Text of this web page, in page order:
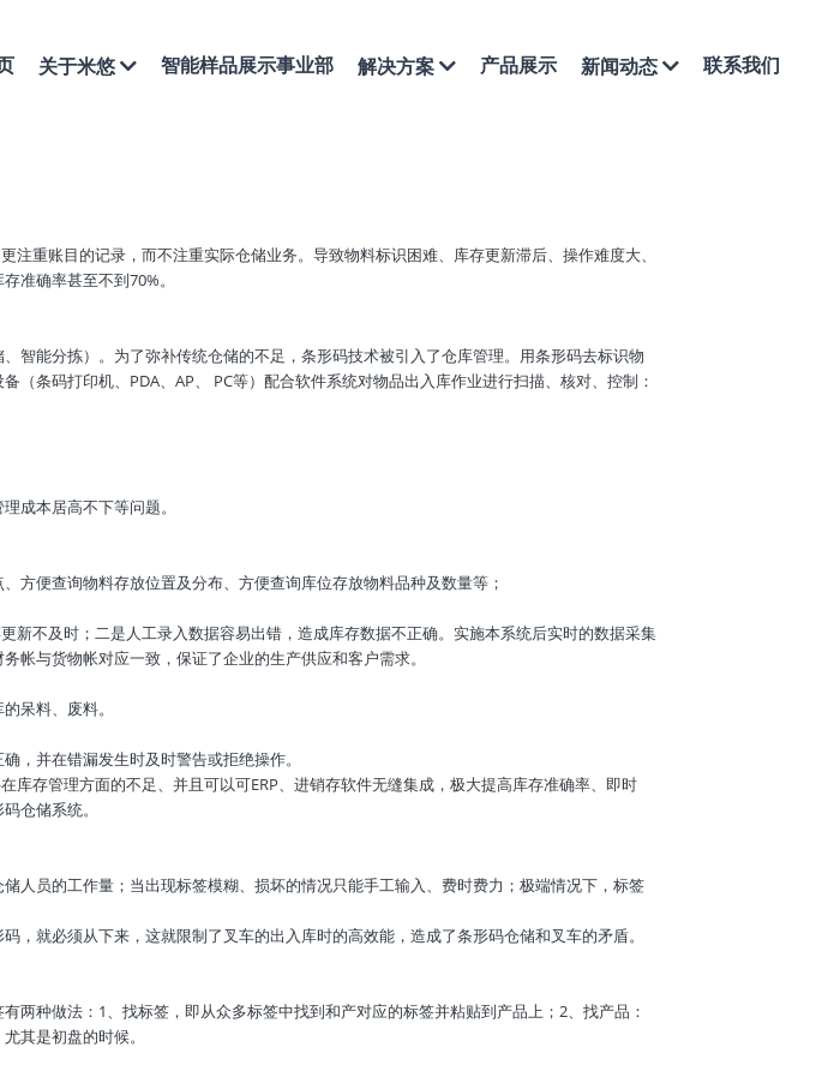
关于米悠 智能样品展示事业部 解决方案 产品展示 新闻动态 联系我们
重账目的记录，而不注重实际仓储业务。导致物料标识困难、库存更新滞后、操作难度大、
准确率甚至不到70%。
智能分拣）。为了弥补传统仓储的不足，条形码技术被引入了仓库管理。用条形码去标识物
条码打印机、PDA、AP、 PC等）配合软件系统对物品出入库作业进行扫描、核对、控制：
成本居高不下等问题。
方便查询物料存放位置及分布、方便查询库位存放物料品种及数量等；
新不及时；二是人工录入数据容易出错，造成库存数据不正确。实施本系统后实时的数据采集
帐与货物帐对应一致，保证了企业的生产供应和客户需求。
呆料、废料。
，并在错漏发生时及时警告或拒绝操作。
存管理方面的不足、并且可以可ERP、进销存软件无缝集成，极大提高库存准确率、即时
仓储系统。
人员的工作量；当出现标签模糊、损坏的情况只能手工输入、费时费力；极端情况下，标签
就必须从下来，这就限制了叉车的出入库时的高效能，造成了条形码仓储和叉车的矛盾。
种做法：1、找标签，即从众多标签中找到和产对应的标签并粘贴到产品上；2、找产品：
其是初盘的时候。